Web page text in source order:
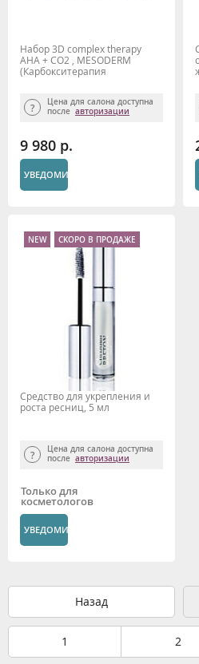
Набор 3D complex therapy
AHA + CO2 , MESODERM
(Карбокситерапия
Цена для салона доступна
после авторизации
9 980 р.
УВЕДОМИТЬ
Средство для укрепления и
роста ресниц, 5 мл
Цена для салона доступна
после авторизации
Только для
косметологов
УВЕДОМИТЬ
NEW СКОРО В ПРОДАЖЕ
Назад
1 2